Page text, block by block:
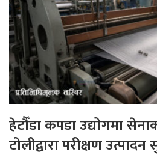
हेटौँडा कपडा उद्योगमा
टोलीद्वारा परीक्षण